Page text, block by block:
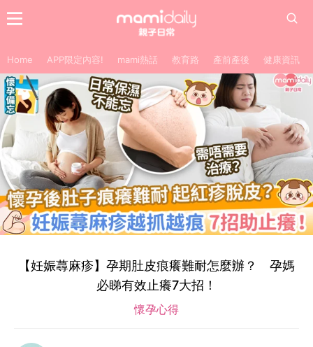
Home APP限定內容! mami熱話 教育路 產前產後 健康資訊
【妊娠蕁麻疹】孕期肚皮痕癢難耐怎麼辦？ 孕媽
必睇有效止癢7大招！
懷孕心得